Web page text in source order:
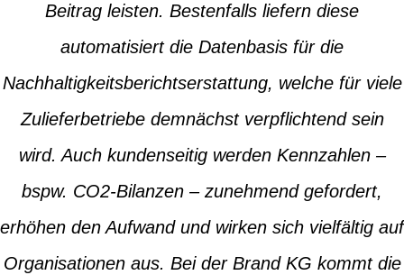
Beitrag leisten. Bestenfalls liefern diese
automatisiert die Datenbasis für die
Nachhaltigkeitsberichtserstattung, welche für viele
Zulieferbetriebe demnächst verpflichtend sein
wird. Auch kundenseitig werden Kennzahlen –
bspw. CO2-Bilanzen – zunehmend gefordert,
erhöhen den Aufwand und wirken sich vielfältig auf
Organisationen aus. Bei der Brand KG kommt die